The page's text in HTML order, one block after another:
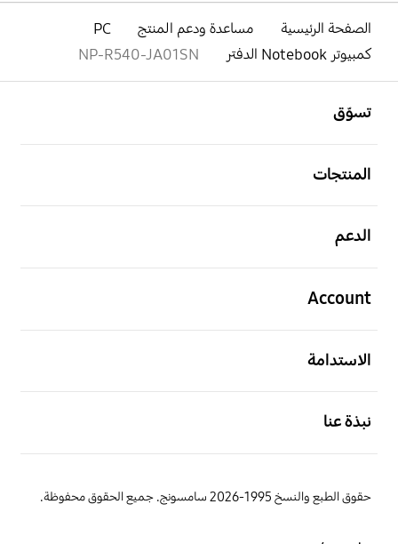
الصفحة الرئيسية مساعدة ودعم المنتج
PC
كمبيوتر Notebook الدفتر
NP-R540-JA01SN
تسوّق
المنتجات
الدعم
Account
الاستدامة
نبذة عنا
حقوق الطبع والنسخ 1995-2026 سامسونج. جميع الحقوق محفوظة.